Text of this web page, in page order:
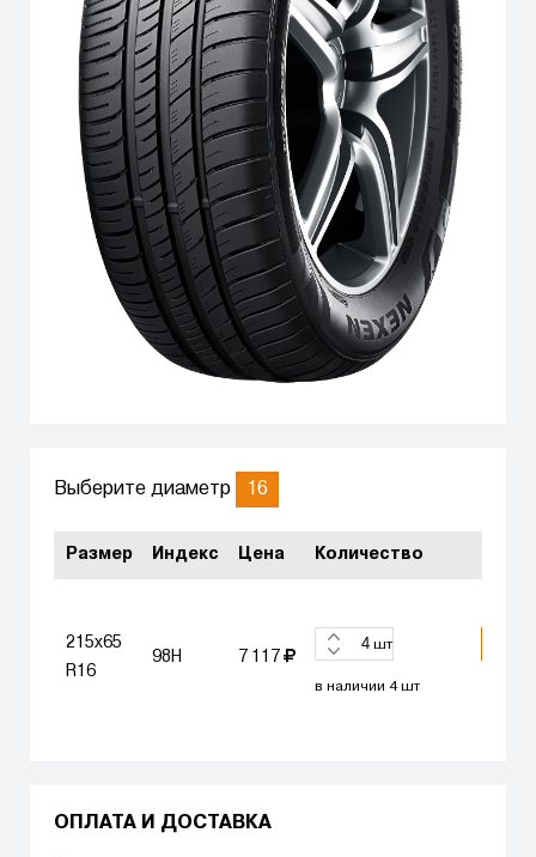
Выберите диаметр 16
Размер Индекс Цена Количество
215x65
R16
98H 7 117
шт
в наличии 4 шт
ОПЛАТА И ДОСТАВКА